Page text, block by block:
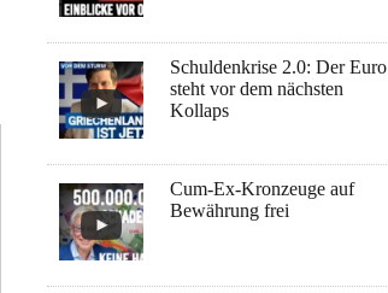
Schuldenkrise 2.0: Der Euro
steht vor dem nächsten
Kollaps
Cum-Ex-Kronzeuge auf
Bewährung frei